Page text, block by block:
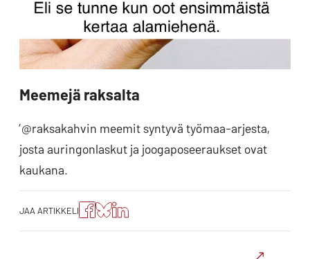
Meemejä raksalta
’@raksakahvin meemit syntyvä työmaa-arjesta,
josta auringonlaskut ja joogaposeeraukset ovat
kaukana.
JAA ARTIKKELI
Jaa
artikkeli
Facebookissa
Jaa
artikkeli
Blueskyssa
Jako:
Jaa
artikkeli